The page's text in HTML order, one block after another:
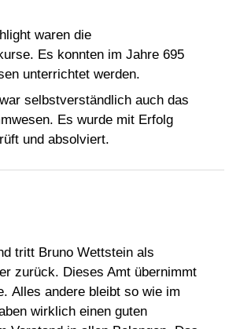
waren die
Es konnten im Jahre 695
unterrichtet werden.
selbstverständlich auch das
Es wurde mit Erfolg
und absolviert.
tritt Bruno Wettstein als
zurück. Dieses Amt übernimmt
Alles andere bleibt so wie im
wirklich einen guten